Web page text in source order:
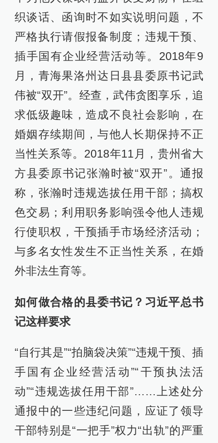
织谈话、函询时不如实说明问题，不
严格执行请假报备制度；违规干预、
插手国有企业经营活动等。2018年9
月，青海果洛州达日县县委原书记武
伟被“双开”。经查，武伟贪图享乐，追
求低级趣味，造成不良社会影响，在
婚姻存续期间，与他人长期保持不正
当性关系等。2018年11月，贵州省大
方县委原书记张瀚时被“双开”。通报
称，张瀚时违规选拔任用干部；搞权
色交易；利用职务影响强令他人违规
行使职权，干预插手市场经济活动；
与多名女性发生不正当性关系，在婚
外非法生育等。
如何做合格的县委书记？习近平总书
记这样要求
“自行其是”“拍脑袋决策”“违规干预、插
手国有企业经营活动”“干预执法活
动”“违规选拔任用干部”……上述处分
通报中的一些违纪问题，应证了领导
干部特别是“一把手”权力“出轨”的严重